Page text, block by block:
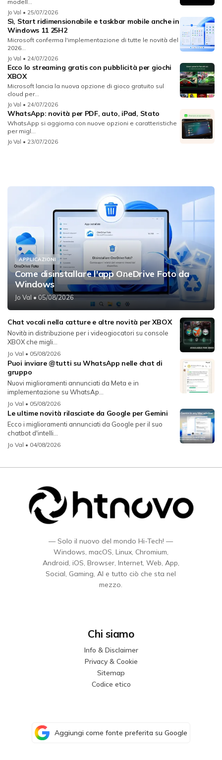
modell...
Jo Val • 25/07/2026
Sì, Start ridimensionabile e taskbar mobile anche in
Windows 11 25H2
Microsoft conferma l'implementazione di tutte le novità del
2026...
Jo Val • 24/07/2026
Ecco lo streaming gratis con pubblicità per giochi
XBOX
Microsoft lancia la nuova opzione di gioco gratuito sul
cloud per...
Jo Val • 24/07/2026
WhatsApp: novità per PDF, auto, iPad, Stato
WhatsApp si aggiorna con nuove opzioni e caratteristiche
per migl...
Jo Val • 23/07/2026
APPLICAZIONI
Come disinstallare l'app OneDrive Foto da
Windows
Jo Val • 05/08/2026
Chat vocali nella catture e altre novità per XBOX
Novità in distribuzione per i videogiocatori su console
XBOX che migli...
Jo Val • 05/08/2026
Puoi inviare @tutti su WhatsApp nelle chat di
gruppo
Nuovi miglioramenti annunciati da Meta e in
implementazione su WhatsAp...
Jo Val • 05/08/2026
Le ultime novità rilasciate da Google per Gemini
Ecco i miglioramenti annunciati da Google per il suo
chatbot d'intelli...
Jo Val • 04/08/2026
— Solo il nuovo del mondo Hi-Tech! —
Windows, macOS, Linux, Chromium,
Android, iOS, Browser, Internet, Web, App,
Social, Gaming, AI e tutto ciò che sta nel
mezzo.
Chi siamo
Info & Disclaimer
Privacy & Cookie
Sitemap
Codice etico
Aggiungi come fonte preferita su Google